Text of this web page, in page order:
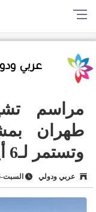
الرئيسية
عربي
مراسم
طهران
وتستمر لـ6 أيام
عربي ودولي السبت-2026-07-04 | 02:07 pm